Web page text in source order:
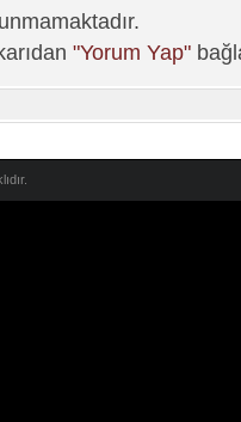
"Yorum Yap"